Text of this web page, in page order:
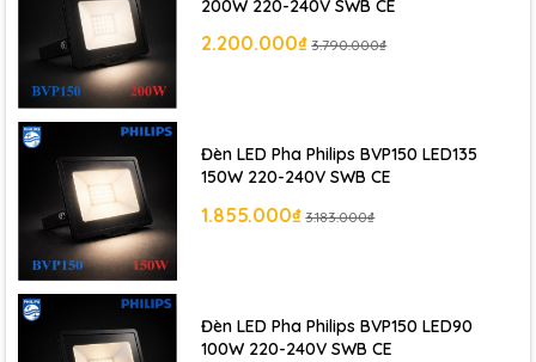
200W 220-240V SWB CE
2.200.000₫ 3.790.000₫
Đèn LED Pha Philips BVP150 LED135
150W 220-240V SWB CE
1.855.000₫ 3.183.000₫
Đèn LED Pha Philips BVP150 LED90
100W 220-240V SWB CE